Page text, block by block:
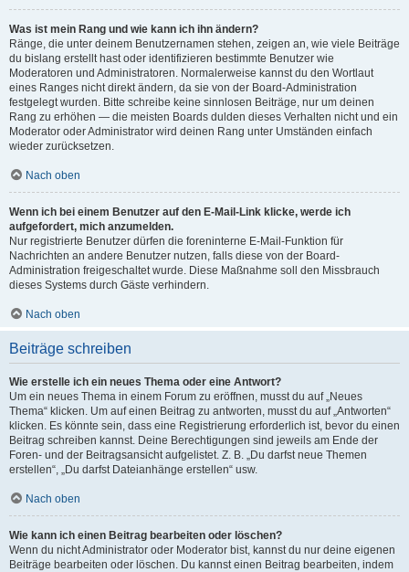
Was ist mein Rang und wie kann ich ihn ändern?
Ränge, die unter deinem Benutzernamen stehen, zeigen an, wie viele Beiträge
du bislang erstellt hast oder identifizieren bestimmte Benutzer wie
Moderatoren und Administratoren. Normalerweise kannst du den Wortlaut
eines Ranges nicht direkt ändern, da sie von der Board-Administration
festgelegt wurden. Bitte schreibe keine sinnlosen Beiträge, nur um deinen
Rang zu erhöhen — die meisten Boards dulden dieses Verhalten nicht und ein
Moderator oder Administrator wird deinen Rang unter Umständen einfach
wieder zurücksetzen.
Nach oben
Wenn ich bei einem Benutzer auf den E-Mail-Link klicke, werde ich
aufgefordert, mich anzumelden.
Nur registrierte Benutzer dürfen die foreninterne E-Mail-Funktion für
Nachrichten an andere Benutzer nutzen, falls diese von der Board-
Administration freigeschaltet wurde. Diese Maßnahme soll den Missbrauch
dieses Systems durch Gäste verhindern.
Nach oben
Beiträge schreiben
Wie erstelle ich ein neues Thema oder eine Antwort?
Um ein neues Thema in einem Forum zu eröffnen, musst du auf „Neues
Thema“ klicken. Um auf einen Beitrag zu antworten, musst du auf „Antworten“
klicken. Es könnte sein, dass eine Registrierung erforderlich ist, bevor du einen
Beitrag schreiben kannst. Deine Berechtigungen sind jeweils am Ende der
Foren- und der Beitragsansicht aufgelistet. Z. B. „Du darfst neue Themen
erstellen“, „Du darfst Dateianhänge erstellen“ usw.
Nach oben
Wie kann ich einen Beitrag bearbeiten oder löschen?
Wenn du nicht Administrator oder Moderator bist, kannst du nur deine eigenen
Beiträge bearbeiten oder löschen. Du kannst einen Beitrag bearbeiten, indem